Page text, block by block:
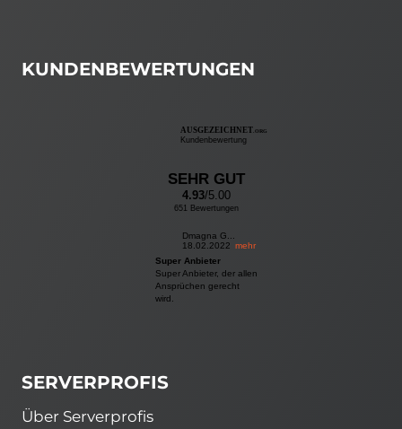
KUNDENBEWERTUNGEN
AUSGEZEICHNET .ORG
Kundenbewertung
SEHR GUT
4.93/5.00
651 Bewertungen
Dmagna G...
18.02.2022 mehr
Super Anbieter
Super Anbieter, der allen
Ansprüchen gerecht
wird.
SERVERPROFIS
Über Serverprofis